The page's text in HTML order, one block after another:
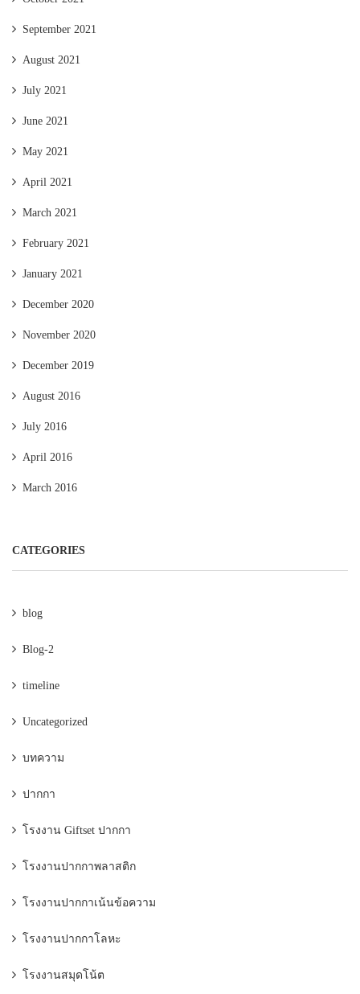
September 2021
August 2021
July 2021
June 2021
May 2021
April 2021
March 2021
February 2021
January 2021
December 2020
November 2020
December 2019
August 2016
July 2016
April 2016
March 2016
CATEGORIES
blog
Blog-2
timeline
Uncategorized
บทความ
ปากกา
โรงงาน Giftset ปากกา
โรงงานปากกาพลาสติก
โรงงานปากกาเน้นข้อความ
โรงงานปากกาโลหะ
โรงงานสมุดโน้ต